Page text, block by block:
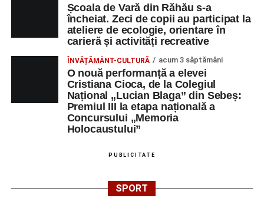
Școala de Vară din Răhău s-a
încheiat. Zeci de copii au participat la
ateliere de ecologie, orientare în
carieră și activități recreative
ÎNVĂȚĂMÂNT-CULTURĂ acum 3 săptămâni
O nouă performanță a elevei
Cristiana Cioca, de la Colegiul
Național „Lucian Blaga” din Sebeș:
Premiul III la etapa națională a
Concursului „Memoria
Holocaustului”
PUBLICITATE
SPORT